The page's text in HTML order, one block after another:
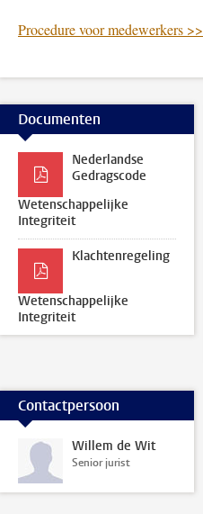
Procedure voor medewerkers >>
Documenten
Nederlandse
Gedragscode
Wetenschappelijke
Integriteit
Klachtenregeling
Wetenschappelijke
Integriteit
Contactpersoon
Willem de Wit
Senior jurist